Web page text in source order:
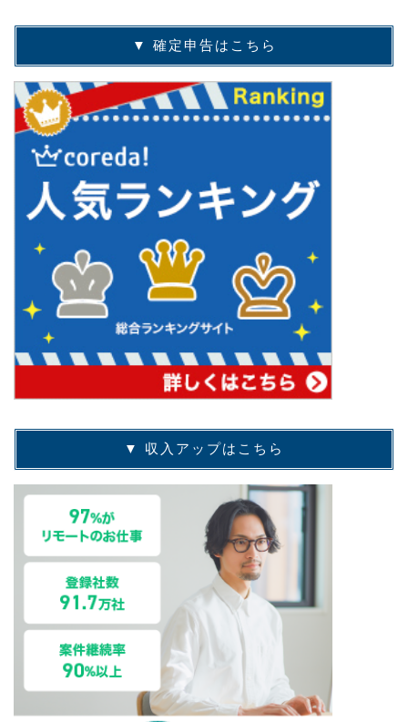
▼ 確定申告はこちら
▼ 収入アップはこちら